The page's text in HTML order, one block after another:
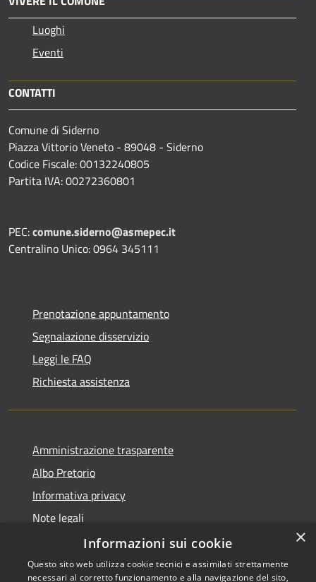
Luoghi
Eventi
CONTATTI
Comune di Siderno
Piazza Vittorio Veneto - 89048 - Siderno
Codice Fiscale: 00132240805
Partita IVA: 00272360801
PEC:comune.siderno@asmepec.it
Centralino Unico: 0964 345111
Prenotazione appuntamento
Segnalazione disservizio
Leggi le FAQ
Richiesta assistenza
Amministrazione trasparente
Albo Pretorio
Informativa privacy
Note legali
Dichiarazione di accessibilità
×
Informazioni sui cookie
Questo sito web utilizza cookie tecnici e assimilati strettamente
necessari al corretto funzionamento e alla navigazione del sito,